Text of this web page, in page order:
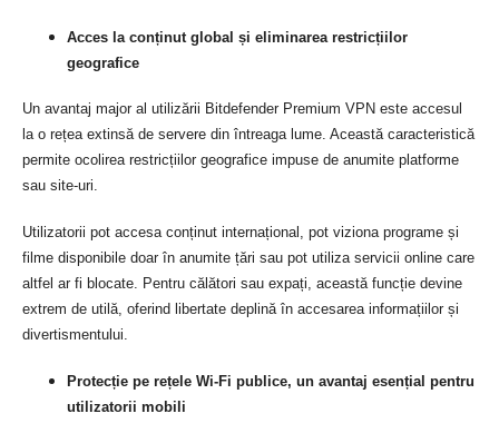
Acces la conținut global și eliminarea restricțiilor
geografice
Un avantaj major al utilizării Bitdefender Premium VPN este accesul
la o rețea extinsă de servere din întreaga lume. Această caracteristică
permite ocolirea restricțiilor geografice impuse de anumite platforme
sau site-uri.
Utilizatorii pot accesa conținut internațional, pot viziona programe și
filme disponibile doar în anumite țări sau pot utiliza servicii online care
altfel ar fi blocate. Pentru călători sau expați, această funcție devine
extrem de utilă, oferind libertate deplină în accesarea informațiilor și
divertismentului.
Protecție pe rețele Wi-Fi publice, un avantaj esențial pentru
utilizatorii mobili